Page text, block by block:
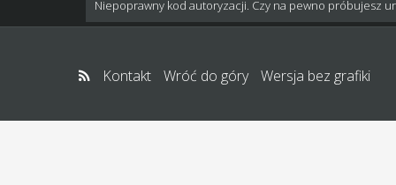
Niepoprawny kod autoryzacji. Czy na pewno próbujesz
Kontakt Wróć do góry Wersja bez grafiki